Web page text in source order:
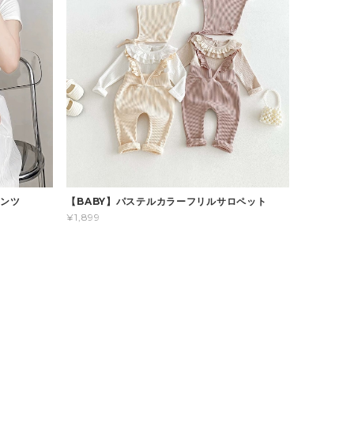
ツ
【BABY】パステルカラーフリルサロペット
¥1,899